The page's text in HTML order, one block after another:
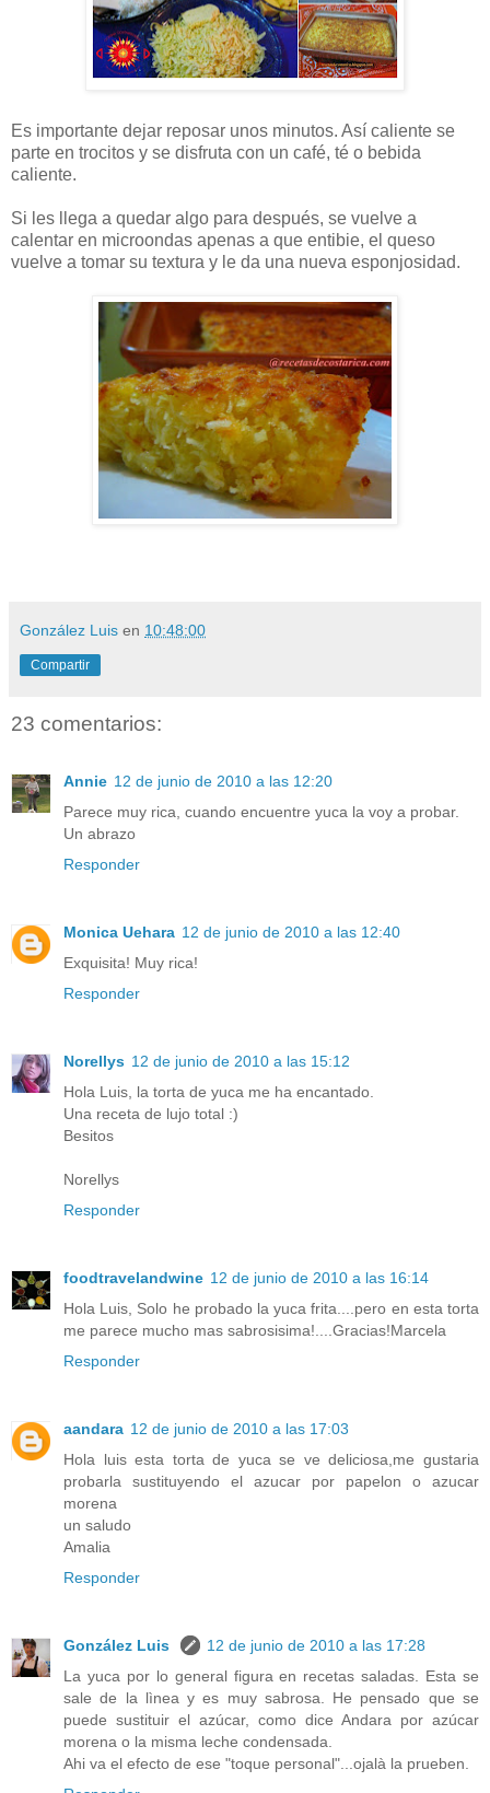
Es importante dejar reposar unos minutos. Así caliente se
parte en trocitos y se disfruta con un café, té o bebida
caliente.
Si les llega a quedar algo para después, se vuelve a
calentar en microondas apenas a que entibie, el queso
vuelve a tomar su textura y le da una nueva esponjosidad.
González Luis en 10:48:00
Compartir
23 comentarios:
Annie 12 de junio de 2010 a las 12:20
Parece muy rica, cuando encuentre yuca la voy a probar.
Un abrazo
Responder
Monica Uehara 12 de junio de 2010 a las 12:40
Exquisita! Muy rica!
Responder
Norellys 12 de junio de 2010 a las 15:12
Hola Luis, la torta de yuca me ha encantado.
Una receta de lujo total :)
Besitos
Norellys
Responder
foodtravelandwine 12 de junio de 2010 a las 16:14
Hola Luis, Solo he probado la yuca frita....pero en esta torta
me parece mucho mas sabrosisima!....Gracias!Marcela
Responder
aandara 12 de junio de 2010 a las 17:03
Hola luis esta torta de yuca se ve deliciosa,me gustaria
probarla sustituyendo el azucar por papelon o azucar
morena
un saludo
Amalia
Responder
González Luis
12 de junio de 2010 a las 17:28
La yuca por lo general figura en recetas saladas. Esta se
sale de la lìnea y es muy sabrosa. He pensado que se
puede sustituir el azúcar, como dice Andara por azúcar
morena o la misma leche condensada.
Ahi va el efecto de ese "toque personal"...ojalà la prueben.